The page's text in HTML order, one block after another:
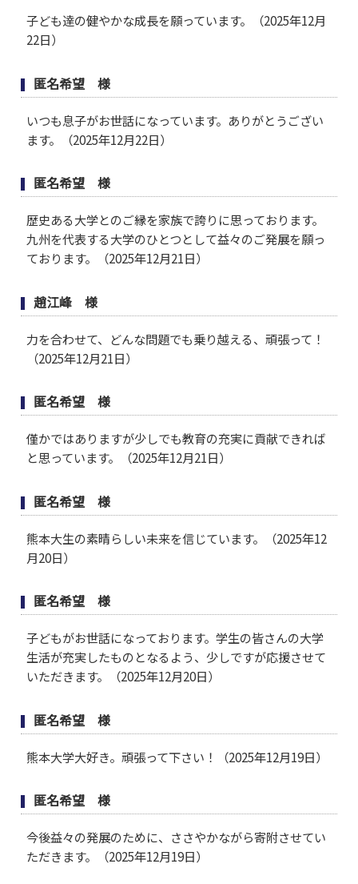
子ども達の健やかな成長を願っています。（2025年12月
22日）
匿名希望 様
いつも息子がお世話になっています。ありがとうござい
ます。（2025年12月22日）
匿名希望 様
歴史ある大学とのご縁を家族で誇りに思っております。
九州を代表する大学のひとつとして益々のご発展を願っ
ております。（2025年12月21日）
趙江峰 様
力を合わせて、どんな問題でも乗り越える、頑張って！
（2025年12月21日）
匿名希望 様
僅かではありますが少しでも教育の充実に貢献できれば
と思っています。（2025年12月21日）
匿名希望 様
熊本大生の素晴らしい未来を信じています。（2025年12
月20日）
匿名希望 様
子どもがお世話になっております。学生の皆さんの大学
生活が充実したものとなるよう、少しですが応援させて
いただきます。（2025年12月20日）
匿名希望 様
熊本大学大好き。頑張って下さい！（2025年12月19日）
匿名希望 様
今後益々の発展のために、ささやかながら寄附させてい
ただきます。（2025年12月19日）